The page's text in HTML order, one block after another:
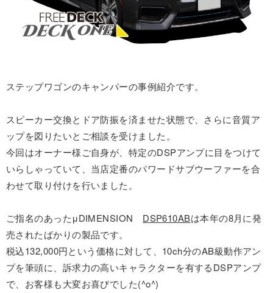
ステップワゴンのキャンパーの事例紹介です。
スピーカー交換とドア防振を済ませた状態で、さらに音質ア
ップを図りたいとご相談を受けました。
今回はオーナー様ご自身が、特定のDSPアンプに目をつけて
いらしゃっていて、当店定番のパワードサブウーファーを合
わせて取り付けを行いました。
ご指名のあったμDIMENSION DSP610ABは本年の8月に発
売されたばかりの製品です。
税込132,000円という価格に対して、10ch分のAB級動作アン
プを筆頭に、訴求力の高いキャラクターを有するDSPアンプ
で、お客様も大変お喜びでした(^o^)